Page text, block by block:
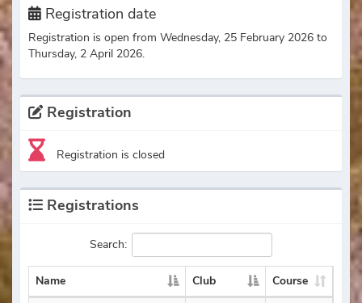
Registration date
Registration is open from Wednesday, 25 February 2026 to
Thursday, 2 April 2026.
Registration
Registration is closed
Registrations
Search:
Name Club Course